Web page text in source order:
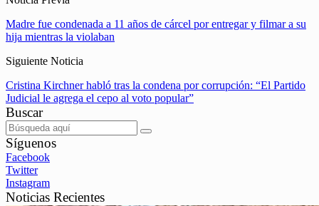
Madre fue condenada a 11 años de cárcel por entregar y filmar a su
hija mientras la violaban
Siguiente Noticia
Cristina Kirchner habló tras la condena por corrupción: “El Partido
Judicial le agrega el cepo al voto popular”
Buscar
Síguenos
Facebook
Twitter
Instagram
Noticias Recientes